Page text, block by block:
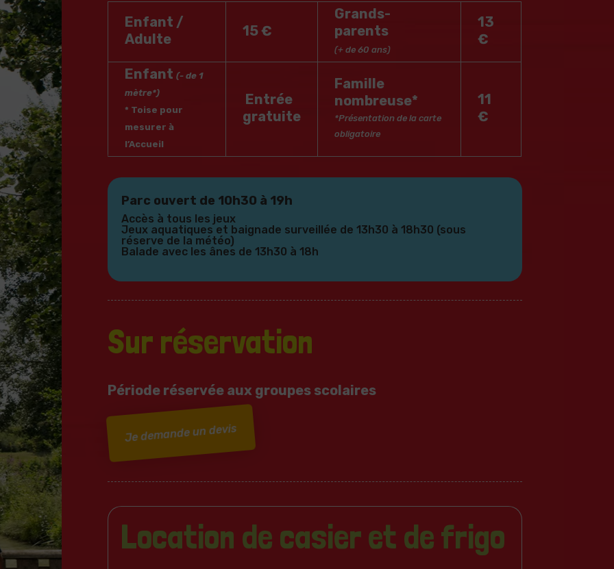
Enfant /
Adulte
15 €
Grands-
parents
(+ de 60 ans)
13
€
Enfant (- de 1
mètre*)
* Toise pour
mesurer à
l’Accueil
Entrée
gratuite
Famille
nombreuse*
*Présentation de la carte
obligatoire
11
€
Parc ouvert de 10h30 à 19h
Accès à tous les jeux
Jeux aquatiques et baignade surveillée de 13h30 à 18h30 (sous
réserve de la météo)
Balade avec les ânes de 13h30 à 18h
Sur réservation
Période réservée aux groupes scolaires
Je demande un devis
Location de casier et de frigo